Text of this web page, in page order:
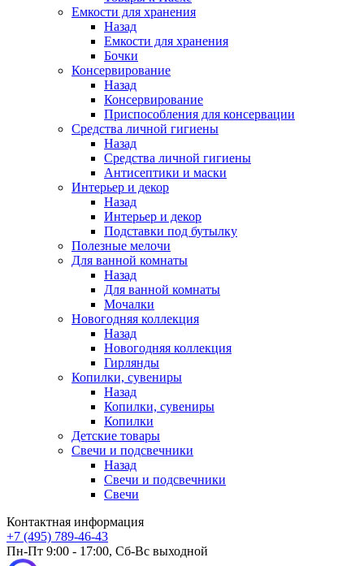
Емкости для хранения
Назад
Емкости для хранения
Бочки
Консервирование
Назад
Консервирование
Приспособления для консервации
Средства личной гигиены
Назад
Средства личной гигиены
Антисептики и маски
Интерьер и декор
Назад
Интерьер и декор
Подставки под бутылку
Полезные мелочи
Для ванной комнаты
Назад
Для ванной комнаты
Мочалки
Новогодняя коллекция
Назад
Новогодняя коллекция
Гирлянды
Копилки, сувениры
Назад
Копилки, сувениры
Копилки
Детские товары
Свечи и подсвечники
Назад
Свечи и подсвечники
Свечи
Контактная информация
+7 (495) 789-46-43
Пн-Пт 9:00 - 17:00, Сб-Вс выходной